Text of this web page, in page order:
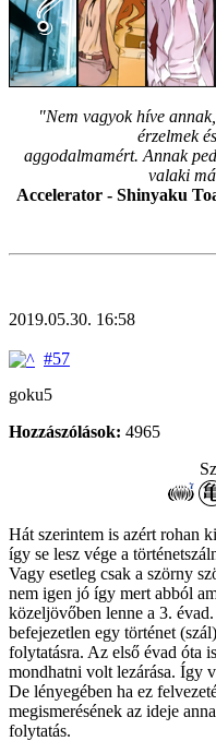
"Nem vagyok híve
érzelmek
aggodalmamért. Annak
valaki
Accelerator - Shinyaku
2019.05.30. 16:58
#57
goku5
Hozzászólások: 4965
Hát szerintem is azért rohan
így se lesz vége a
Vagy esetleg csak a szörny
nem igen jó így mert abból
közeljövőben lenne a 3.
befejezetlen egy történet
folytatásra. Az első évad óta
mondhatni volt lezárása. Így
De lényegében ha ez
megismerésének az ideje
folytatás.